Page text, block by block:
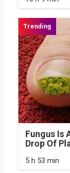
Fungus Is
Drop Of
5 h 53 min